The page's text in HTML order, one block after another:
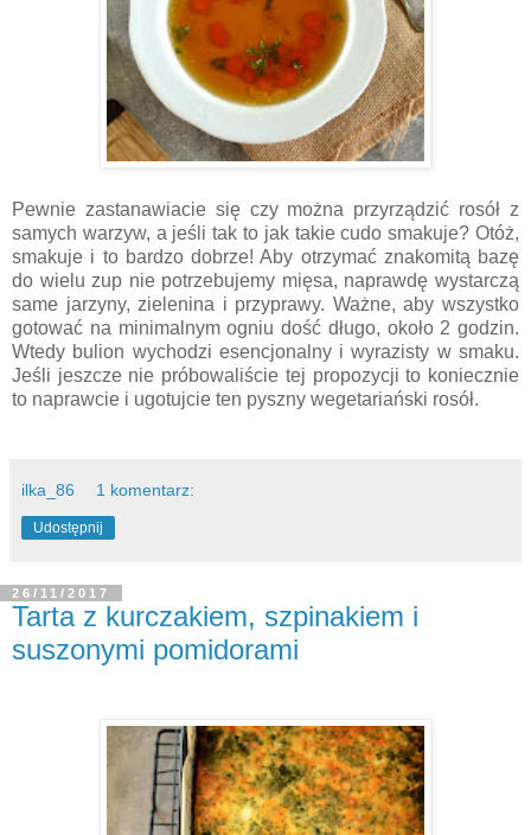
Pewnie zastanawiacie się czy można przyrządzić rosół z
samych warzyw, a jeśli tak to jak takie cudo smakuje? Otóż,
smakuje i to bardzo dobrze! Aby otrzymać znakomitą bazę
do wielu zup nie potrzebujemy mięsa, naprawdę wystarczą
same jarzyny, zielenina i przyprawy. Ważne, aby wszystko
gotować na minimalnym ogniu dość długo, około 2 godzin.
Wtedy bulion wychodzi esencjonalny i wyrazisty w smaku.
Jeśli jeszcze nie próbowaliście tej propozycji to koniecznie
to naprawcie i ugotujcie ten pyszny wegetariański rosół.
ilka_86 1 komentarz:
Udostępnij
26/11/2017
Tarta z kurczakiem, szpinakiem i
suszonymi pomidorami